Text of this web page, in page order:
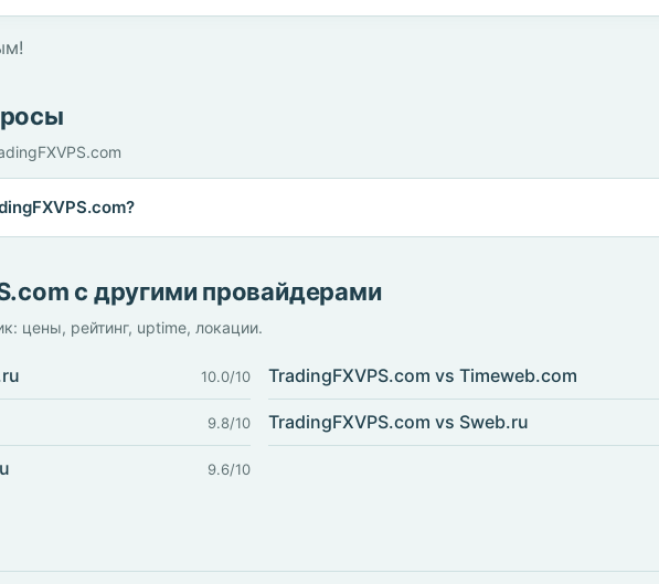
с другими провайдерами
цены, рейтинг, uptime, локации.
10.0/10 TradingFXVPS.com vs Timeweb.com
9.8/10 TradingFXVPS.com vs Sweb.ru
9.6/10